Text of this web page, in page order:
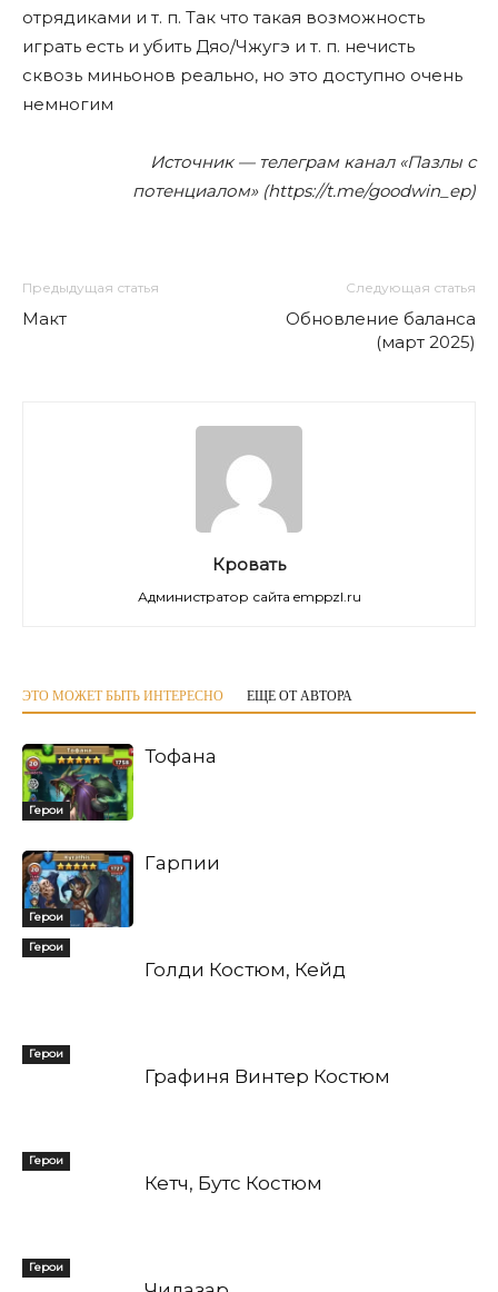
отрядиками и т. п. Так что такая возможность
играть есть и убить Дяо/Чжугэ и т. п. нечисть
сквозь миньонов реально, но это доступно очень
немногим
Источник — телеграм канал «Пазлы с
потенциалом» (https://t.me/goodwin_ep)
Предыдущая статья
Макт
Следующая статья
Обновление баланса
(март 2025)
Кровать
Администратор сайта emppzl.ru
ЭТО МОЖЕТ БЫТЬ ИНТЕРЕСНО ЕЩЕ ОТ АВТОРА
Герои
Тофана
Герои
Гарпии
Герои
Голди Костюм, Кейд
Герои
Графиня Винтер Костюм
Герои
Кетч, Бутс Костюм
Герои